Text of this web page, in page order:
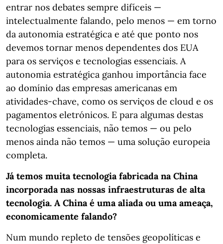
entrar nos debates sempre difíceis —
intelectualmente falando, pelo menos — em torno
da autonomia estratégica e até que ponto nos
devemos tornar menos dependentes dos EUA
para os serviços e tecnologias essenciais. A
autonomia estratégica ganhou importância face
ao domínio das empresas americanas em
atividades-chave, como os serviços de cloud e os
pagamentos eletrónicos. E para algumas destas
tecnologias essenciais, não temos — ou pelo
menos ainda não temos — uma solução europeia
completa.
Já temos muita tecnologia fabricada na China
incorporada nas nossas infraestruturas de alta
tecnologia. A China é uma aliada ou uma ameaça,
economicamente falando?
Num mundo repleto de tensões geopolíticas e